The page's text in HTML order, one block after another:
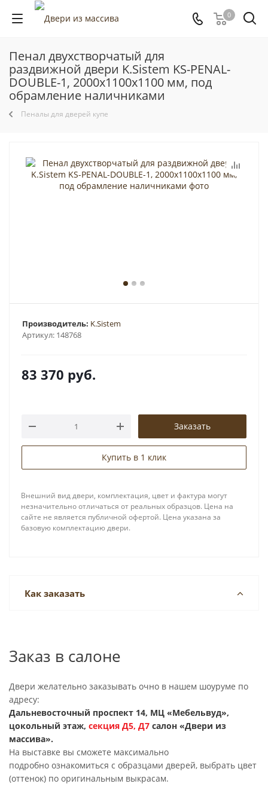
0
Пенал двухстворчатый для
раздвижной двери K.Sistem KS-PENAL-
DOUBLE-1, 2000x1100x1100 мм, под
обрамление наличниками
Пеналы для дверей купе
Артикул: 148768
Производитель: K.Sistem
83 370 руб.
Заказать
Купить в 1 клик
Внешний вид двери, комплектация, цвет и фактура могут
незначительно отличаться от реальных образцов. Цена на
сайте не является публичной офертой. Цена указана за
базовую комплектацию двери.
Как заказать
Заказ в салоне
Двери желательно заказывать очно в нашем шоуруме по
адресу:
Дальневосточный проспект 14, МЦ «Мебельвуд»,
цокольный этаж, секция Д5, Д7 салон «Двери из
массива».
На выставке вы сможете максимально
подробно ознакомиться с образцами дверей, выбрать цвет
(оттенок) по оригинальным выкрасам.